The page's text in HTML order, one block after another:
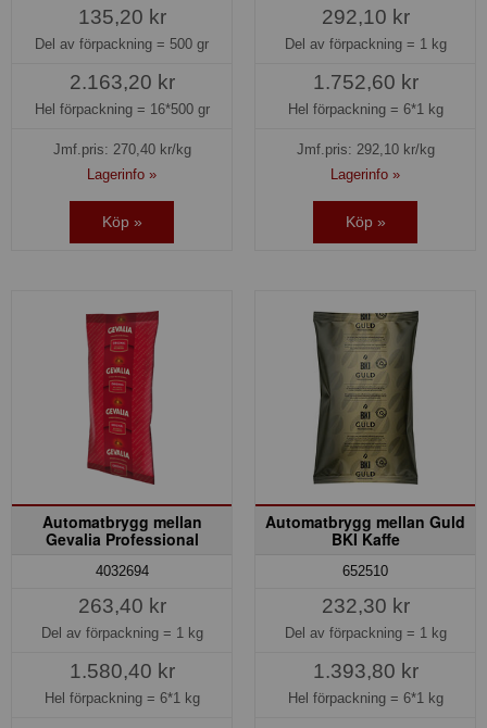
135,20 kr
Del av förpackning = 500 gr
2.163,20 kr
Hel förpackning = 16*500 gr
Jmf.pris: 270,40kr/kg
Lagerinfo »
Köp »
292,10 kr
Del av förpackning = 1 kg
1.752,60 kr
Hel förpackning = 6*1 kg
Jmf.pris: 292,10kr/kg
Lagerinfo »
Köp »
Automatbrygg mellan
Gevalia Professional
4032694
263,40 kr
Del av förpackning = 1 kg
1.580,40 kr
Hel förpackning = 6*1 kg
Automatbrygg mellan Guld
BKI Kaffe
652510
232,30 kr
Del av förpackning = 1 kg
1.393,80 kr
Hel förpackning = 6*1 kg